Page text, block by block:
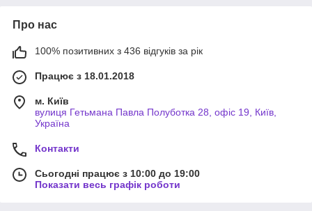
Про нас
100% позитивних з 436 відгуків за рік
Працює з 18.01.2018
м. Київ
вулиця Гетьмана Павла Полуботка 28, офіс 19, Київ,
Україна
Контакти
Сьогодні працює з 10:00 до 19:00
Показати весь графік роботи